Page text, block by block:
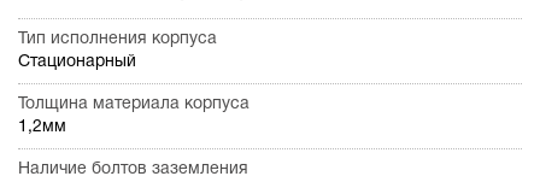
Тип исполнения корпуса
Стационарный
Толщина материала корпуса
1,2мм
Наличие болтов заземления